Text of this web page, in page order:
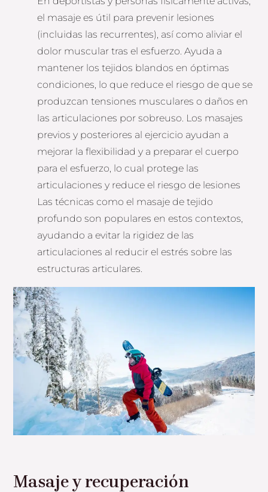
el masaje es útil para prevenir lesiones
(incluidas las recurrentes), así como aliviar el
dolor muscular tras el esfuerzo. Ayuda a
mantener los tejidos blandos en óptimas
condiciones, lo que reduce el riesgo de que se
produzcan tensiones musculares o daños en
las articulaciones por sobreuso. Los masajes
previos y posteriores al ejercicio ayudan a
mejorar la flexibilidad y a preparar el cuerpo
para el esfuerzo, lo cual protege las
articulaciones y reduce el riesgo de lesiones
Las técnicas como el masaje de tejido
profundo son populares en estos contextos,
ayudando a evitar la rigidez de las
articulaciones al reducir el estrés sobre las
estructuras articulares.
Masaje y recuperación